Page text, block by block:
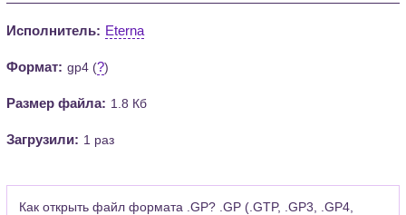
Исполнитель: Eterna
Формат: gp4 (?)
Размер файла: 1.8 Кб
Загрузили: 1 раз
Как открыть файл формата .GP? .GP (.GTP, .GP3, .GP4,